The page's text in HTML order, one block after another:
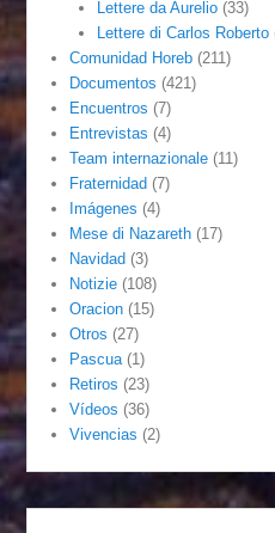
Lettere da Aurelio(33)
Lettere di Carlos Roberto
Comunidad Horeb (211)
Documentos (421)
Encuentros (7)
Entrevistas (4)
Team internazionale (11)
Fraternidad (7)
Imágenes (4)
Mese di Nazareth (17)
Navidad (3)
Notizie (108)
Oracion (15)
Otros (27)
Pascua (1)
Retiros (23)
Vídeos (36)
Vivencias (2)